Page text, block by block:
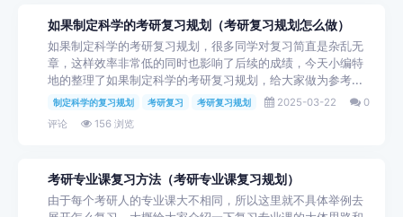
如果制定科学的考研复习规划（考研复习规划怎么做）
如果制定科学的考研复习规划，很多同学对复习简直是杂乱无
章，这样效率非常低的同时也影响了后续的成绩，今天小编特
地的整理了如果制定科学的考研复习规划，给大家做为参考...
制定科学的复习规划 考研复习 考研复习规划 2025-03-22
0
评论
156 浏览
考研专业课复习方法（考研专业课复习规划）
由于每个考研人的专业课大不相同，所以这里就不具体举例去